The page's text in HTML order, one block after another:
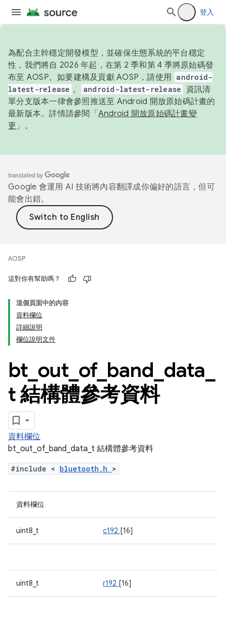
登入
為配合主幹穩定開發模型，並確保生態系統的平台穩定
性，我們將自 2026 年起，在第 2 季和第 4 季將原始碼發
布至 AOSP。如要建構及貢獻 AOSP，請使用 android-
latest-release 。 android-latest-release
資訊清
單分支版本一律會參照推送至 Android 開放原始碼計畫的
最新版本。詳情請參閱「 Android 開放原始碼計畫變
更 」。
Google 會運用 AI 技術將內容翻譯成你偏好的語言，但可
能會出錯。
AOSP
這對你有幫助嗎？
這個頁面中的內容
資料欄位
詳細說明
欄位說明文件
bt out of_ band data
t 結構體參考資料
資料欄位
bt_out_of_band_data_t 結構體參考資料
#include < bluetooth.h >
資料欄位
uint8_t c192 [16]
uint8_t r192 [16]